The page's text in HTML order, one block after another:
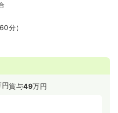
分）
円賞与49万円